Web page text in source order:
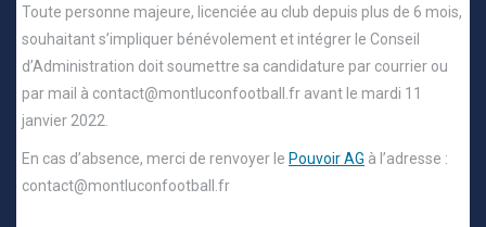
Toute personne majeure, licenciée au club depuis plus de 6 mois,
souhaitant s’impliquer bénévolement et intégrer le Conseil
d’Administration doit soumettre sa candidature par courrier ou
par mail à contact@montluconfootball.fr avant le mardi 11
janvier 2022.
En cas d’absence, merci de renvoyer le Pouvoir AG à l’adresse :
contact@montluconfootball.fr